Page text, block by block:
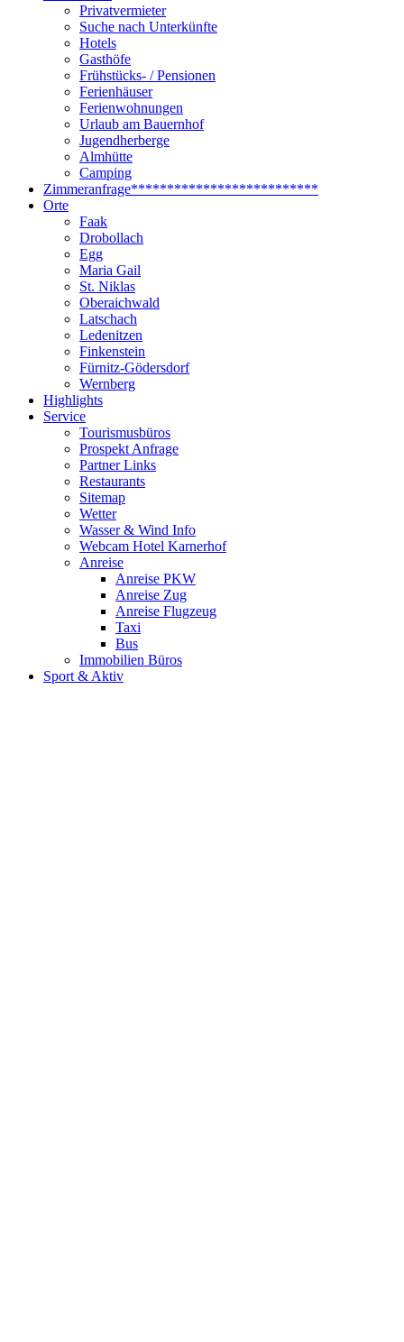
Privatvermieter
Suche nach Unterkünfte
Hotels
Gasthöfe
Frühstücks- / Pensionen
Ferienhäuser
Ferienwohnungen
Urlaub am Bauernhof
Jugendherberge
Almhütte
Camping
Zimmeranfrage**************************
Orte
Faak
Drobollach
Egg
Maria Gail
St. Niklas
Oberaichwald
Latschach
Ledenitzen
Finkenstein
Fürnitz-Gödersdorf
Wernberg
Highlights
Service
Tourismusbüros
Prospekt Anfrage
Partner Links
Restaurants
Sitemap
Wetter
Wasser & Wind Info
Webcam Hotel Karnerhof
Anreise
Anreise PKW
Anreise Zug
Anreise Flugzeug
Taxi
Bus
Immobilien Büros
Sport & Aktiv